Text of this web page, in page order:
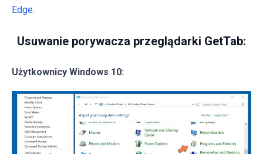
Edge.
Usuwanie porywacza przeglądarki GetTab:
Użytkownicy Windows 10: